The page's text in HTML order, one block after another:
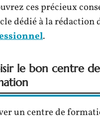
ces précieux
dédié à la rédaction
.
le bon centre de
un centre de